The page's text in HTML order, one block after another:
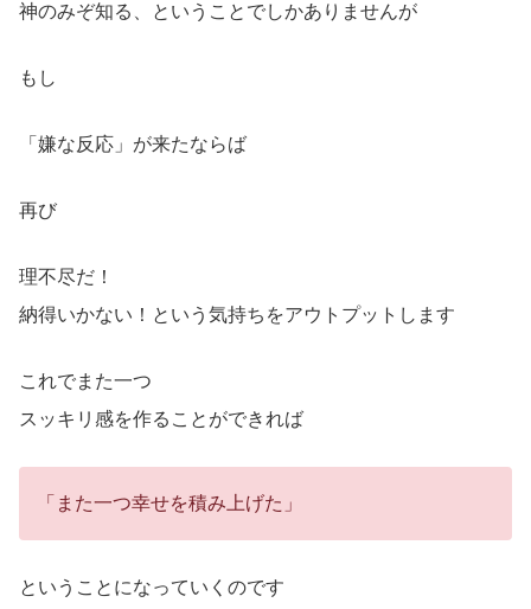
神のみぞ知る、ということでしかありませんが
もし
「嫌な反応」が来たならば
再び
理不尽だ！
納得いかない！という気持ちをアウトプットします
これでまた一つ
スッキリ感を作ることができれば
「また一つ幸せを積み上げた」
ということになっていくのです